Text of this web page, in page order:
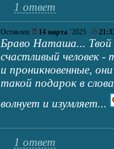
1 ответ
Оставлен: 14 марта ’2025
Браво Наташа...
счастливый человек -
и проникновенные,
такой подарок в
волнует и изумляет...
1 ответ